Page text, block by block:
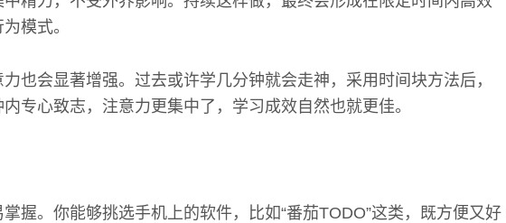
模式。
也会显著增强。过去或许学几分钟就会走神，采用时间块方法后，
专心致志，注意力更集中了，学习成效自然也就更佳。
握。你能够挑选手机上的软件，比如“番茄TODO”这类，既方便又好